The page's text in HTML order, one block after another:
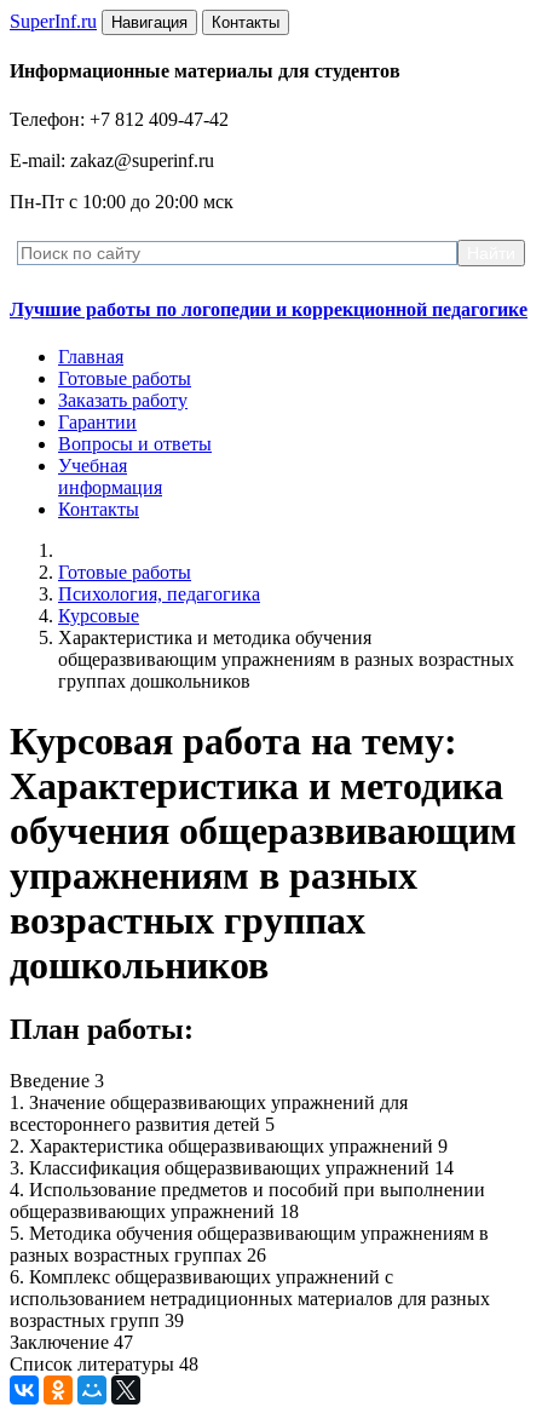
SuperInf.ru Навигация Контакты
Информационные материалы для студентов
Телефон: +7 812 409-47-42
E-mail: zakaz@superinf.ru
Пн-Пт с 10:00 до 20:00 мск
Лучшие работы по логопедии и коррекционной педагогике
Главная
Готовые работы
Заказать работу
Гарантии
Вопросы и ответы
Учебная
информация
Контакты
Готовые работы
Психология, педагогика
Курсовые
Характеристика и методика обучения
общеразвивающим упражнениям в разных возрастных
группах дошкольников
Курсовая работа на тему:
Характеристика и методика
обучения общеразвивающим
упражнениям в разных
возрастных группах
дошкольников
План работы:
Введение 3
1. Значение общеразвивающих упражнений для
всестороннего развития детей 5
2. Характеристика общеразвивающих упражнений 9
3. Классификация общеразвивающих упражнений 14
4. Использование предметов и пособий при выполнении
общеразвивающих упражнений 18
5. Методика обучения общеразвивающим упражнениям в
разных возрастных группах 26
6. Комплекс общеразвивающих упражнений с
использованием нетрадиционных материалов для разных
возрастных групп 39
Заключение 47
Список литературы 48